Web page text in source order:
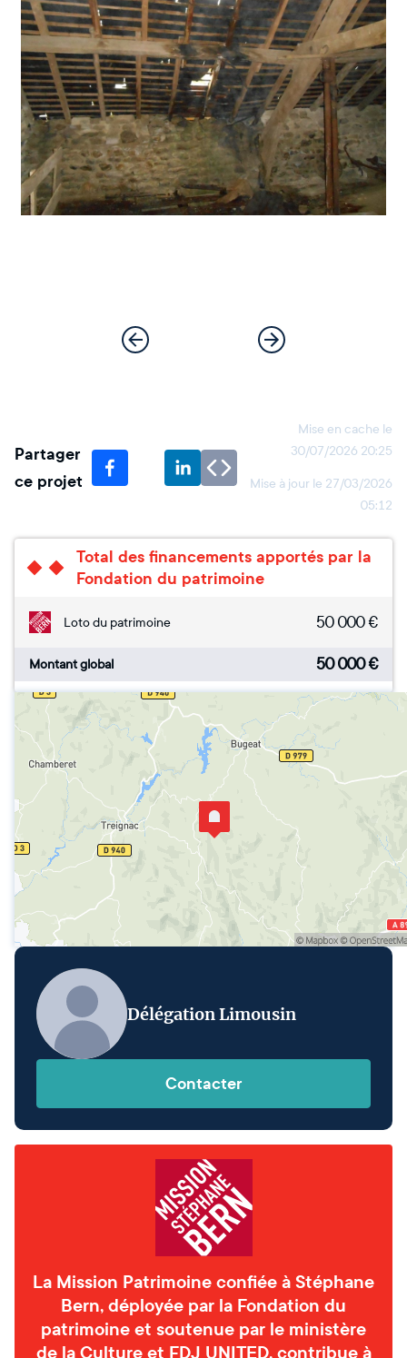
Partager
ce projet
Mise en cache le
30/07/2026 20:25
Mise à jour le 27/03/2026
05:12
Total des financements apportés par la
Fondation du patrimoine
Loto du patrimoine 50 000€
Montant global 50 000€
Délégation Limousin
Contacter
La Mission Patrimoine confiée à Stéphane
Bern, déployée par la Fondation du
patrimoine et soutenue par le ministère